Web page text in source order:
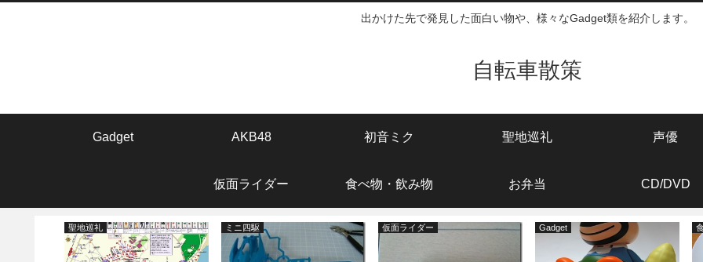
出かけた先で発見した面白い物や、様々なGadget類を紹介します。
自転車散策
Gadget AKB48 初音ミク 聖地巡礼 声優
仮面ライダー 食べ物・飲み物 お弁当 CD/DVD
聖地巡礼 ミニ四駆 仮面ライダー Gadget